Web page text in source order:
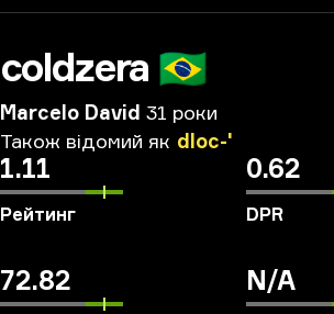
coldzera 🇧🇷
Marcelo David 31 роки
Також відомий як dloc-'
1.11
Рейтинг
0.62
DPR
72.82 N/A